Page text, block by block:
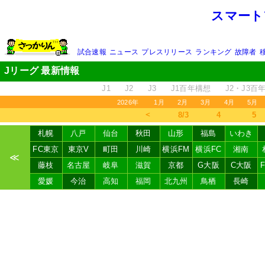
スマー
試合速報 ニュース プレスリリース ランキング 故障者
Jリーグ 最新情報
J1 J2 J3 J1百年構想 J2・J3百
2026年 1月 2月 3月 4月 5月
＜ 8/3 4 5
≪
札幌 八戸 仙台 秋田 山形 福島
いわき
FC東京
東京V 町田 川崎 横浜FM 横浜FC 湘南
藤枝
名古屋 岐阜 滋賀 京都 G大阪 C大阪
愛媛
今治 高知 福岡 北九州 鳥栖 長崎